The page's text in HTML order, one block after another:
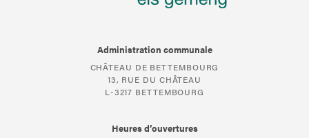
Administration communale
CHÂTEAU DE BETTEMBOURG
13, RUE DU CHÂTEAU
L-3217 BETTEMBOURG
Heures d’ouvertures